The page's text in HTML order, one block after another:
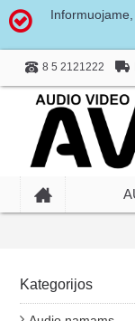
8 5 2121222
Kategorijos